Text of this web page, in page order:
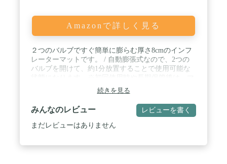
Amazonで詳しく見る
２つのバルブですぐ簡単に膨らむ厚さ8cmのインフ
レーターマットです。 / 自動膨張式なので、2つの
バルブを開けて、約1分放置することで使用可能な
ット本体が膨らむまで長時間かかります。 / 弾力性
に優れた「ウレタンフォーム」を採用しており、い
つでもどこでも自宅のベッドのような「快適な寝心
地」を作ることができます。 / 使用時のサイズ
192cm×65cmはミニバンやワンボックスカーでの使
続きを見る
みんなのレビュー レビューを書く
まだレビューはありません